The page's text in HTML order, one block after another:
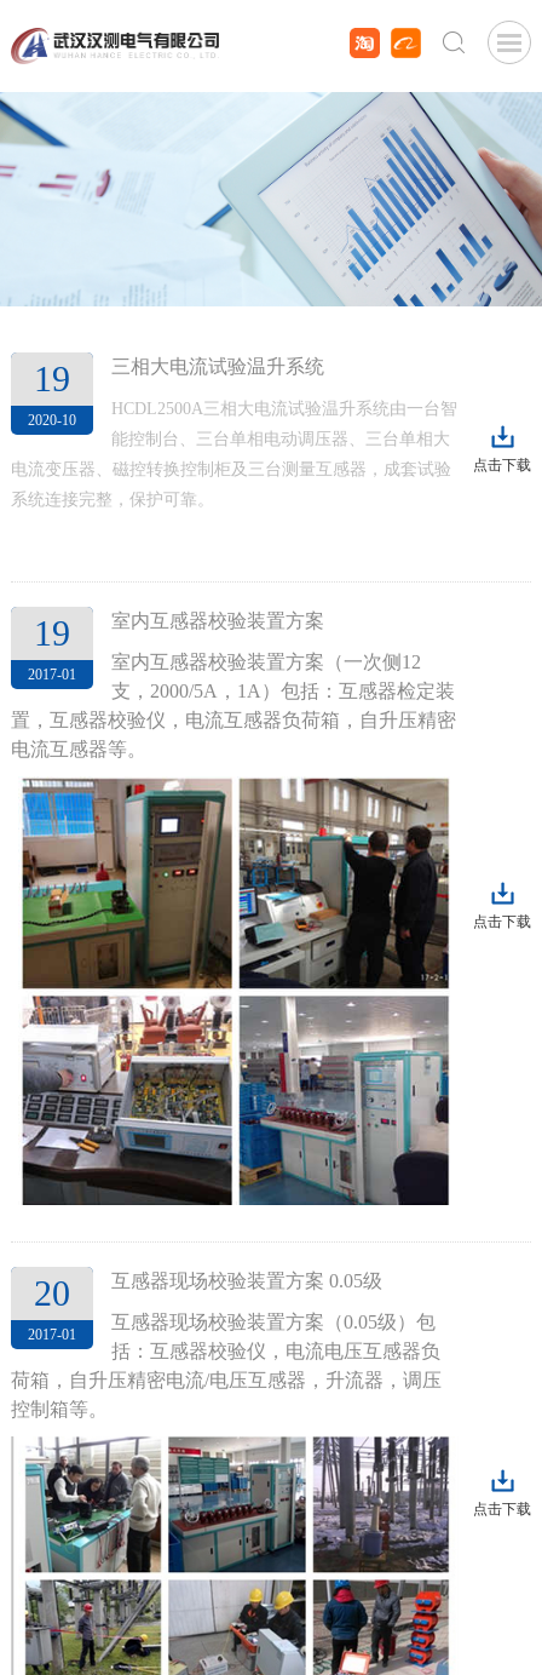
点击下载
19
2020-10
三相大电流试验温升系统
HCDL2500A三相大电流试验温升系统由一台智
能控制台、三台单相电动调压器、三台单相大
电流变压器、磁控转换控制柜及三台测量互感器，成套试验
系统连接完整，保护可靠。
点击下载
19
2017-01
室内互感器校验装置方案
室内互感器校验装置方案（一次侧12
支，2000/5A，1A）包括：互感器检定装
置，互感器校验仪，电流互感器负荷箱，自升压精密
电流互感器等。
点击下载
20
2017-01
互感器现场校验装置方案 0.05级
互感器现场校验装置方案（0.05级）包
括：互感器校验仪，电流电压互感器负
荷箱，自升压精密电流/电压互感器，升流器，调压
控制箱等。